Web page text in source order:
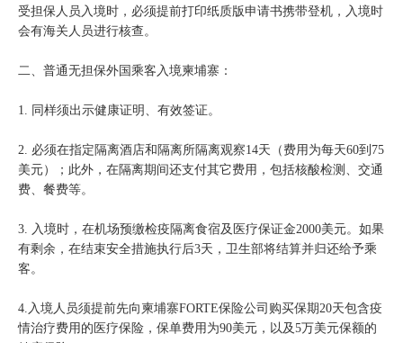
受担保人员入境时，必须提前打印纸质版申请书携带登机，入境时
会有海关人员进行核查。
二、普通无担保外国乘客入境柬埔寨：
1. 同样须出示健康证明、有效签证。
2. 必须在指定隔离酒店和隔离所隔离观察14天（费用为每天60到75
美元）；此外，在隔离期间还支付其它费用，包括核酸检测、交通
费、餐费等。
3. 入境时，在机场预缴检疫隔离食宿及医疗保证金2000美元。如果
有剩余，在结束安全措施执行后3天，卫生部将结算并归还给予乘
客。
4.入境人员须提前先向柬埔寨FORTE保险公司购买保期20天包含疫
情治疗费用的医疗保险，保单费用为90美元，以及5万美元保额的